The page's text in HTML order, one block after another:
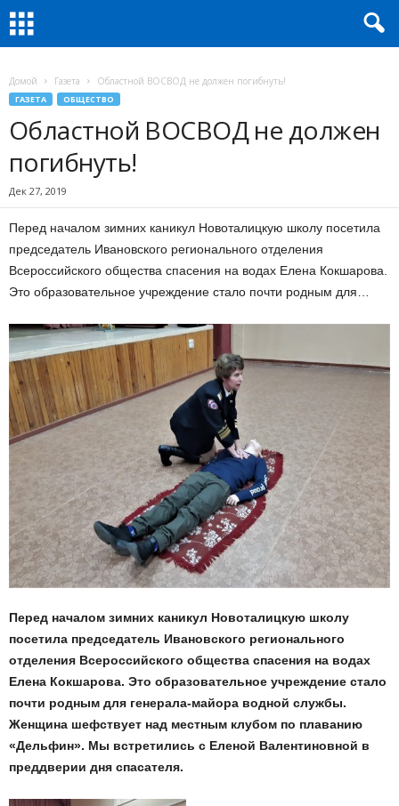
Домой Газета Областной ВОСВОД не должен погибнуть!
ГАЗЕТА ОБЩЕСТВО
Областной ВОСВОД не должен
погибнуть!
Дек 27, 2019
Перед началом зимних каникул Новоталицкую школу посетила
председатель Ивановского регионального отделения
Всероссийского общества спасения на водах Елена Кокшарова.
Это образовательное учреждение стало почти родным для…
Перед началом зимних каникул Новоталицкую школу
посетила председатель Ивановского регионального
отделения Всероссийского общества спасения на водах
Елена Кокшарова. Это образовательное учреждение стало
почти родным для генерала-майора водной службы.
Женщина шефствует над местным клубом по плаванию
«Дельфин». Мы встретились с Еленой Валентиновной в
преддверии дня спасателя.